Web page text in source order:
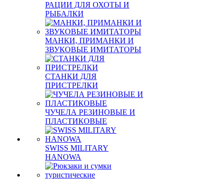
РАЦИИ ДЛЯ ОХОТЫ И
РЫБАЛКИ
МАНКИ, ПРИМАНКИ И
ЗВУКОВЫЕ ИМИТАТОРЫ
СТАНКИ ДЛЯ
ПРИСТРЕЛКИ
ЧУЧЕЛА РЕЗИНОВЫЕ И
ПЛАСТИКОВЫЕ
SWISS MILITARY
HANOWA